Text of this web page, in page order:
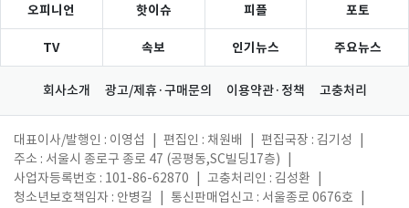
오피니언 핫이슈 피플 포토
TV 속보 인기뉴스 주요뉴스
회사소개 광고/제휴·구매문의 이용약관·정책 고충처리
대표이사/발행인 : 이영섭 편집인 : 채원배 편집국장 : 김기성
주소 : 서울시 종로구 종로 47 (공평동,SC빌딩17층)
사업자등록번호 : 101-86-62870
고충처리인 : 김성환
청소년보호책임자 : 안병길
통신판매업신고 : 서울종로 0676호